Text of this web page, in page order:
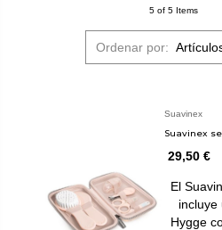
5 of 5 Items
Ordenar por:
Suavinex
Suavinex
29,50 €
El
incluye
Hygge